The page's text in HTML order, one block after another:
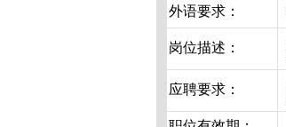
外语要求：
岗位描述：
应聘要求：